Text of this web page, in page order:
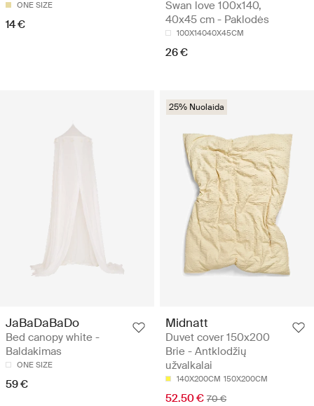
ONE SIZE
14 €
Swan love 100x140,
40x45 cm - Paklodės
100X14040X45CM
26 €
JaBaDaBaDo
Bed canopy white -
Baldakimas
ONE SIZE
59 €
25% Nuolaida
Midnatt
Duvet cover 150x200
Brie - Antklodžių
užvalkalai
140X200CM 150X200CM
52.50 € 70 €